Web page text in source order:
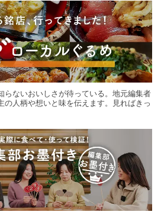
らないおいしさが待っている。地元編集者
の人柄や想いと味を伝えます。見ればきっ